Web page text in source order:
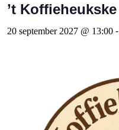
’t Koffieheukske
20 september 2027 @ 13:00 -